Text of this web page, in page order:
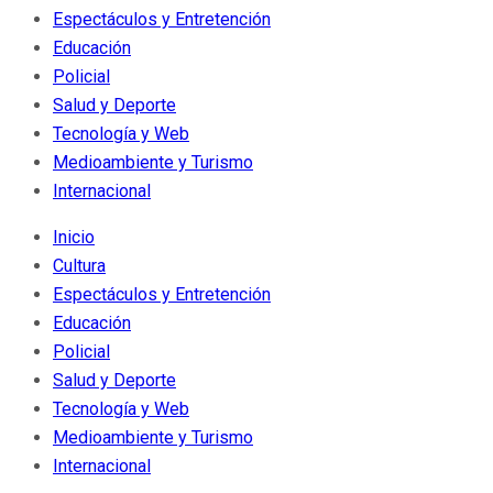
Espectáculos y Entretención
Educación
Policial
Salud y Deporte
Tecnología y Web
Medioambiente y Turismo
Internacional
Inicio
Cultura
Espectáculos y Entretención
Educación
Policial
Salud y Deporte
Tecnología y Web
Medioambiente y Turismo
Internacional